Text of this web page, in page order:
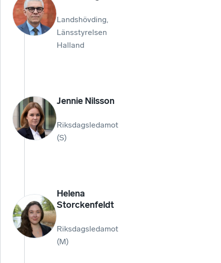
Landshövding,
Länsstyrelsen
Halland
Jennie Nilsson
Riksdagsledamot
(S)
Helena
Storckenfeldt
Riksdagsledamot
(M)